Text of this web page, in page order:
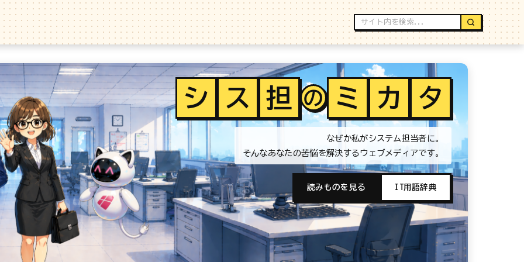
シ ス 担 の ミ カ タ
なぜか私がシステム担当者に。
そんなあなたの苦悩を解決するウェブメディアです。
読みものを見る IT用語辞典